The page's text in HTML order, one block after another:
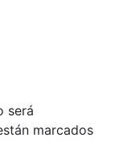
será
marcados